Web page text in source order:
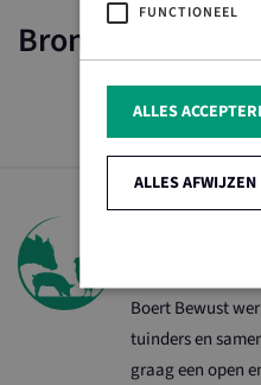
Bronzen partners
Boert Bewust
tuinders en
graag een open
FUNCTIONEEL
ALLES
ALLES AFWIJZEN
Strikt noodzakelijk